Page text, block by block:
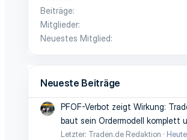
Beiträge
Mitglieder
Neuestes Mitglied
Neueste Beiträge
PFOF-Verbot zeigt Wirkung:
baut sein Ordermodell komplett
Letzter: Traden.de Redaktion